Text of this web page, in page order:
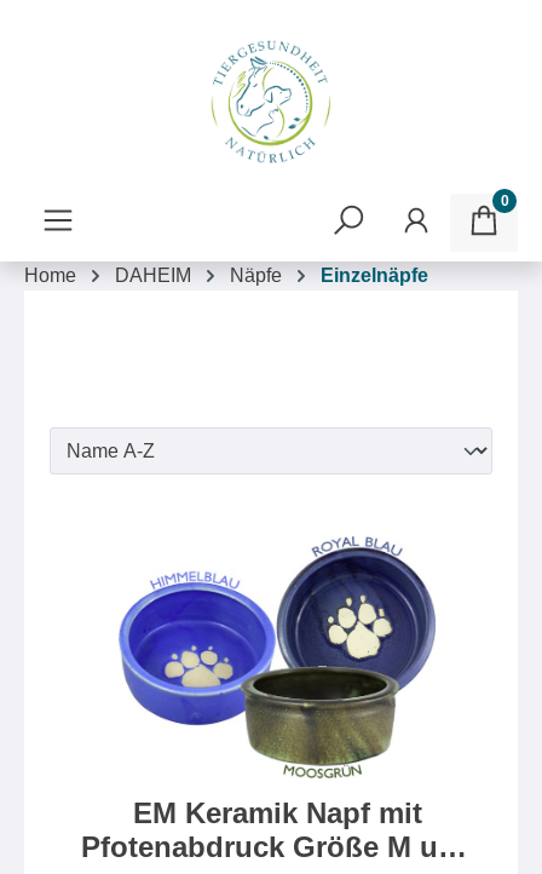
0
Home DAHEIM Näpfe Einzelnäpfe
EM Keramik Napf mit
Pfotenabdruck Größe M und